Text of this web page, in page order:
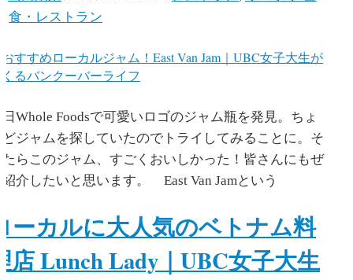
食・レストラン
Whole Foodsで可愛いロゴのジャム瓶を発見。ちょ
ジャムを探していたのでトライしてみることに。そ
らこのジャム、すごくおいしかった！皆さんにもぜ
介したいと思います。 East Van Jamという
ーカルに大人気のベトナム料
店 Lunch Lady｜UBC女子大生